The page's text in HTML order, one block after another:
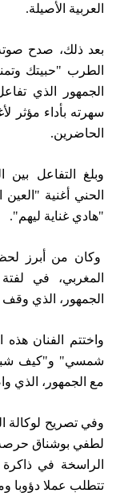
العربية الأصيلة.
بعد ذلك، صدح
الطرب "حبيتك
الجمهور الذي
سهرته بأداء مؤثر
الحاضرين.
وبلغ التفاعل بين
الحني أغنية
"هادي غناية ليهم".
وكان من أبرز
المغربي، في
الجمهور، الذي
واختتم الفنان هذه
شمسي" و"كيف
مع الجمهور، الذي
وفي تصريح لوكالة
لطفي بوشناق حرصه
الراسخة في
تتطلب عملا دؤوبا